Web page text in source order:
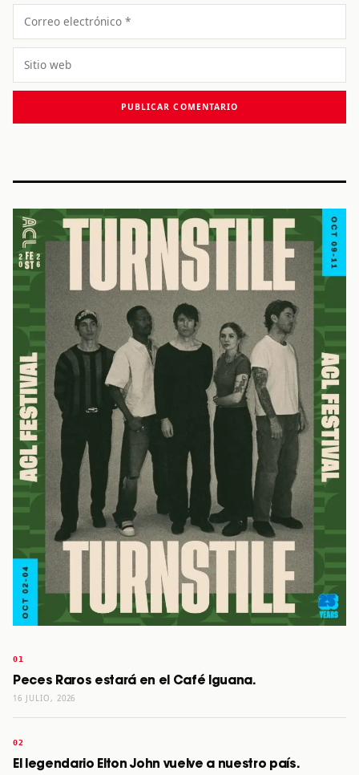
Correo
electrónico
Sitio
web
Peces Raros estará en el Café Iguana.
16 JULIO, 2026
El legendario Elton John vuelve a nuestro país.